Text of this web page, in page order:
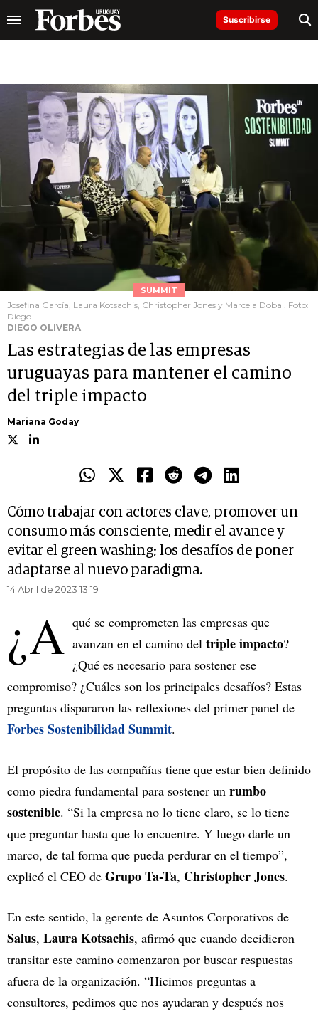
Suscribirse
SUMMIT
Josefina García, Laura Kotsachis, Christopher Jones y Marcela Dobal. Foto:
Diego
DIEGO OLIVERA
Las estrategias de las empresas
uruguayas para mantener el camino
del triple impacto
Mariana Goday
Cómo trabajar con actores clave, promover un
consumo más consciente, medir el avance y
evitar el green washing; los desafíos de poner
adaptarse al nuevo paradigma.
14 Abril de 2023 13.19
¿A qué se comprometen las empresas que
avanzan en el camino del triple impacto?
¿Qué es necesario para sostener ese
compromiso? ¿Cuáles son los principales desafíos? Estas
preguntas dispararon las reflexiones del primer panel de
Forbes Sostenibilidad Summit.
El propósito de las compañías tiene que estar bien definido
como piedra fundamental para sostener un rumbo
sostenible. “Si la empresa no lo tiene claro, se lo tiene
que preguntar hasta que lo encuentre. Y luego darle un
marco, de tal forma que pueda perdurar en el tiempo”,
explicó el CEO de Grupo Ta-Ta, Christopher Jones.
En este sentido, la gerente de Asuntos Corporativos de
Salus, Laura Kotsachis, afirmó que cuando decidieron
transitar este camino comenzaron por buscar respuestas
afuera de la organización. “Hicimos preguntas a
consultores, pedimos que nos ayudaran y después nos